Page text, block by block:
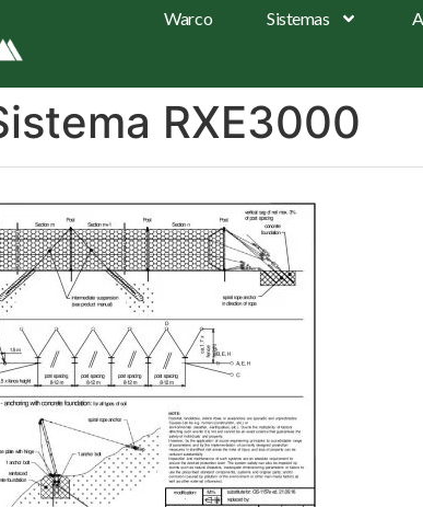
Warco Sistemas
RXE3000